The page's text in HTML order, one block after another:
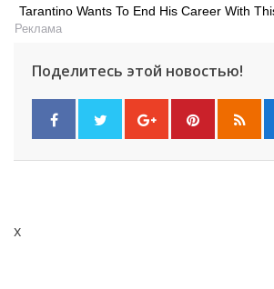
Tarantino Wants To End His Career With
Реклама
Поделитесь этой новостью!
x